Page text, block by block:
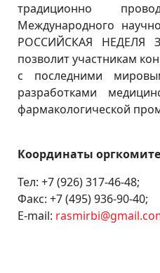
традиционно
Международного
РОССИЙСКАЯ НЕДЕЛЯ
позволит участникам
с последними
разработками
фармакологической
Координаты
Тел: +7 (926) 317-46-48;
Факс: +7 (495) 936-90-40;
E-mail: